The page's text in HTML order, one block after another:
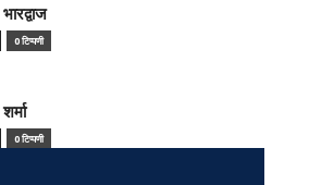
0 टिप्पणी
0 टिप्पणी